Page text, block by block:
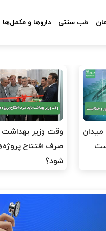
طب سنتی داروها و مکمل‌ها
وقت وزیر بهداشت
صرف افتتاح
شود؟